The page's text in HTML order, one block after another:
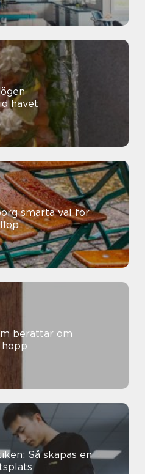
havet
för
hopp
Så skapas en